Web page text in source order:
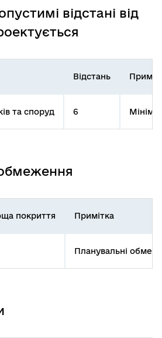
відстані від
Відстань
та споруд 6
покриття Примітка
Планувальні